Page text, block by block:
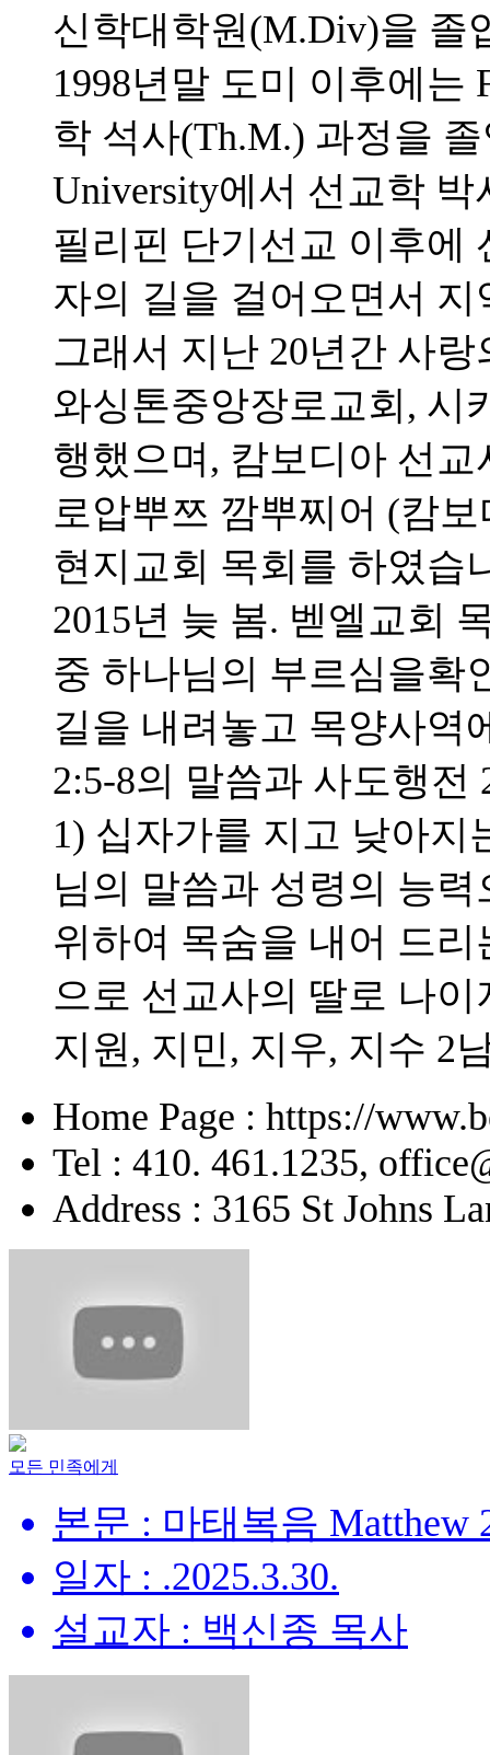
신학대학원(M.Div)을 졸
1998년말 도미 이후에는
학 석사(Th.M.) 과정을
University에서 선교학
필리핀 단기선교 이후에
자의 길을 걸어오면서
그래서 지난 20년간 사
와싱톤중앙장로교회, 시
행했으며, 캄보디아 선
로압뿌쯔 깜뿌찌어 (캄
현지교회 목회를 하였습
2015년 늦 봄. 벧엘교회
중 하나님의 부르심을확
길을 내려놓고 목양사역
2:5-8의 말씀과 사도행전
1) 십자가를 지고 낮아지
님의 말씀과 성령의 능
위하여 목숨을 내어 드
으로 선교사의 딸로 나
지원, 지민, 지우, 지수 2
Home Page : https://
Tel : 410. 461.1235,
Address : 3165 St Johns
모든 민족에게
본문 : 마태복음 Matthew
일자 : .2025.3.30.
설교자 : 백신종 목사